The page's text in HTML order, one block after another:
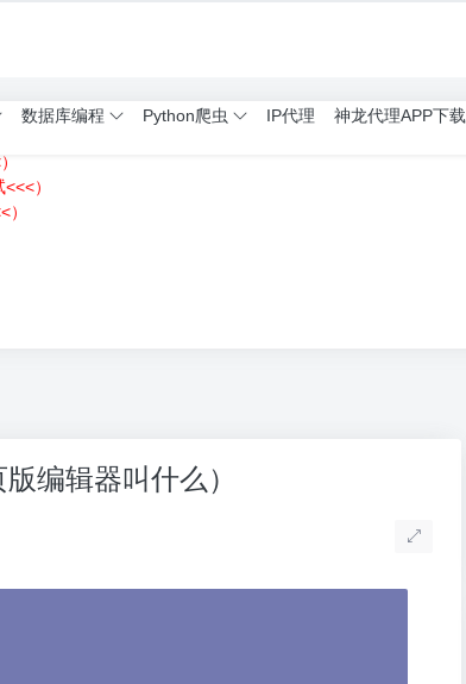
数据库编程 Python爬虫 IP代理 神龙代理APP下载
）
编辑器叫什么）